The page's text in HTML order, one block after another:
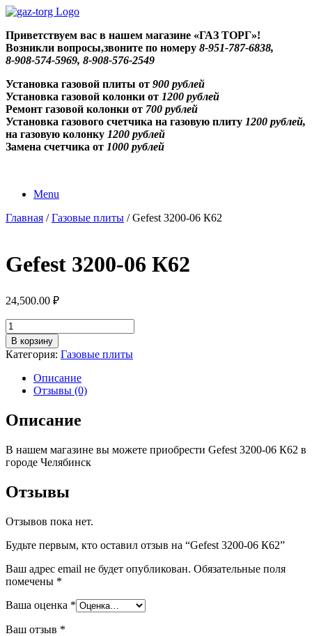
Skip
content
Приветствуем вас в нашем магазине «ГАЗ ТОРГ»!
Возникли вопросы,звоните по номеру 8-951-787-6838,
8-908-574-5969, 8-908-576-2549
Установка газовой плиты от 900 рублей
Установка газовой колонки от 1200 рублей
Ремонт газовой колонки от 700 рублей
Установка газового счетчика на газовую плиту 1200 рублей,
на газовую колонку 1200 рублей
Замена счетчика от 1000 рублей
Menu
Главная /Газовые плиты / Gefest 3200-06 К62
Gefest 3200-06 К62
24,500.00 ₽
Количество
товара
Gefest
3200-
К62
В корзину
Категория: Газовые плиты
Описание
Отзывы (0)
Описание
В нашем магазине вы можете приобрести Gefest 3200-06 К62 в
городе Челябинск
Отзывы
Отзывов пока нет.
Будьте первым, кто оставил отзыв на “Gefest 3200-06 К62”
Ваш адрес email не будет опубликован. Обязательные поля
помечены *
Ваша оценка *
Ваш отзыв *